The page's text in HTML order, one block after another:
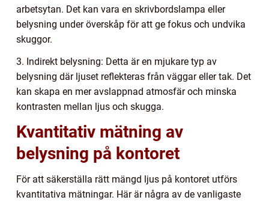
arbetsytan. Det kan vara en skrivbordslampa eller
belysning under överskåp för att ge fokus och undvika
skuggor.
3. Indirekt belysning: Detta är en mjukare typ av
belysning där ljuset reflekteras från väggar eller tak. Det
kan skapa en mer avslappnad atmosfär och minska
kontrasten mellan ljus och skugga.
Kvantitativ mätning av
belysning på kontoret
För att säkerställa rätt mängd ljus på kontoret utförs
kvantitativa mätningar. Här är några av de vanligaste